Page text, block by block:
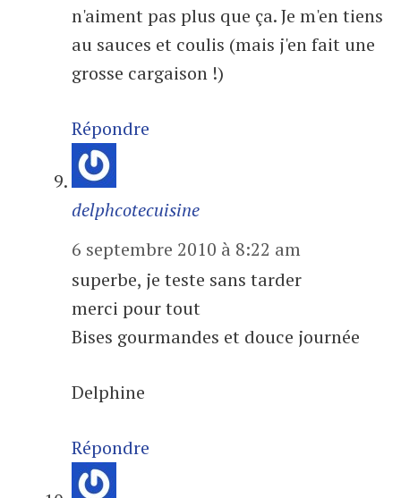
n'aiment pas plus que ça. Je m'en tiens
au sauces et coulis (mais j'en fait une
grosse cargaison !)
Répondre
delphcotecuisine
6 septembre 2010 à 8:22 am
superbe, je teste sans tarder
merci pour tout
Bises gourmandes et douce journée
Delphine
Répondre